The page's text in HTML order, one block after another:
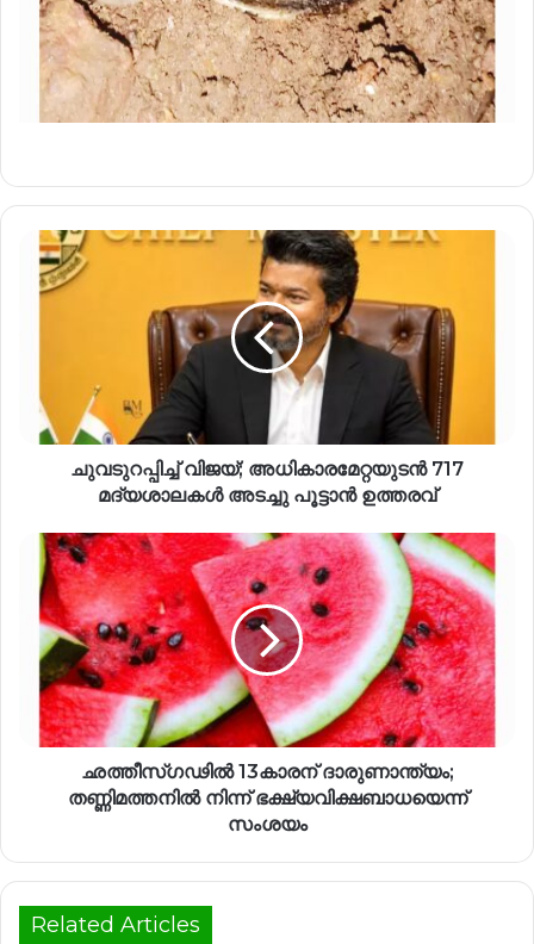
ചുവടുറപ്പിച്ച് വിജയ്; അധികാരമേറ്റയുടൻ 717
മദ്യശാലകൾ അടച്ചു പൂട്ടാൻ ഉത്തരവ്
ഛത്തീസ്ഗഢിൽ 13കാരന് ദാരുണാന്ത്യം;
തണ്ണിമത്തനിൽ നിന്ന് ഭക്ഷ്യവിക്ഷബാധയെന്ന്
സംശയം
Related Articles